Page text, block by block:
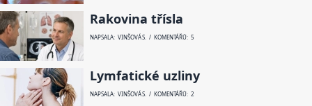
Rakovina třísla
NAPSALA: VINŠOVÁ S. / KOMENTÁŘŮ: 5
Lymfatické uzliny
NAPSALA: VINŠOVÁ S. / KOMENTÁŘŮ: 2